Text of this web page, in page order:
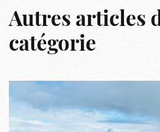
Autres articles
catégorie